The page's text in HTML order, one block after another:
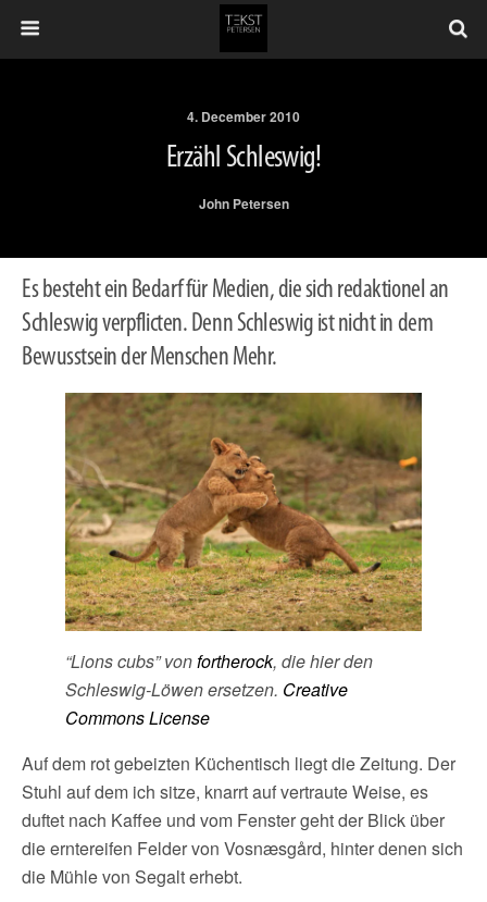
4. December 2010
Erzähl Schleswig!
John Petersen
Es besteht ein Bedarf für Medien, die sich redaktionel an
Schleswig verpflicten. Denn Schleswig ist nicht in dem
Bewusstsein der Menschen Mehr.
“Lions cubs” vonfortherock, die hier den
Schleswig-Löwen ersetzen. Creative
Commons License
Auf dem rot gebeizten Küchentisch liegt die Zeitung. Der
Stuhl auf dem ich sitze, knarrt auf vertraute Weise, es
duftet nach Kaffee und vom Fenster geht der Blick über
die erntereifen Felder von Vosnæsgård, hinter denen sich
die Mühle von Segalt erhebt.